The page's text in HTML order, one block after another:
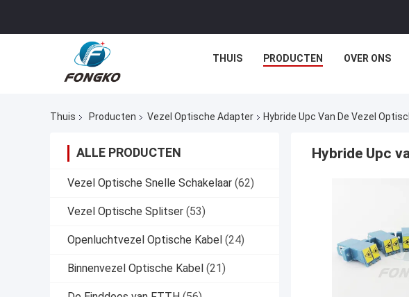
THUIS PRODUCTEN OVER ONS
Thuis Producten Vezel Optische Adapter Hybride Upc Van De Vezel
ALLE PRODUCTEN
Vezel Optische Snelle Schakelaar (62)
Vezel Optische Splitser (53)
Openluchtvezel Optische Kabel (24)
Binnenvezel Optische Kabel (21)
Hybride Upc